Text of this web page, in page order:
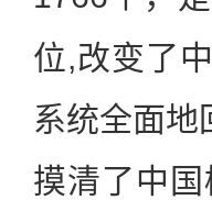
位,改变了
系统全面地
摸清了中